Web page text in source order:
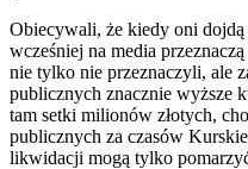
Obiecywali, że kiedy oni dojdą
wcześniej na media
nie tylko nie przeznaczyli, ale
publicznych znacznie wyższe
tam setki milionów złotych,
publicznych za czasów
likwidacji mogą tylko